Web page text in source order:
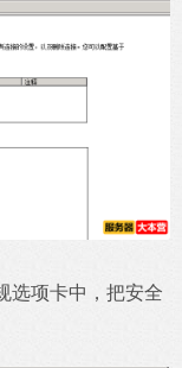
选项卡中，把安全